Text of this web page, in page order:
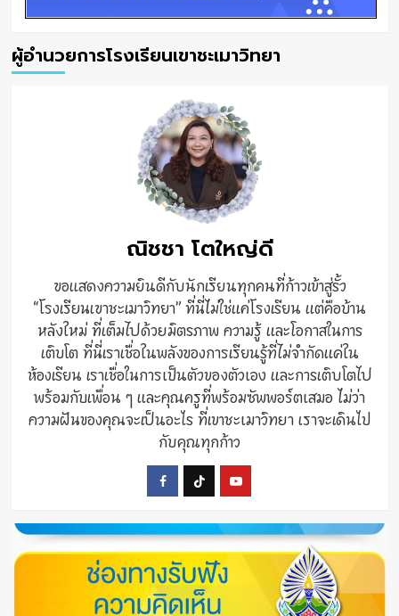
ผู้อำนวยการโรงเรียนเขาชะเมาวิทยา
ณิชชา โตใหญ่ดี
ขอแสดงความยินดีกับนักเรียนทุกคนที่ก้าวเข้าสู่รั้ว
“โรงเรียนเขาชะเมาวิทยา” ที่นี่ไม่ใช่แค่โรงเรียน แต่คือบ้าน
หลังใหม่ ที่เต็มไปด้วยมิตรภาพ ความรู้ และโอกาสในการ
เติบโต ที่นี่เราเชื่อในพลังของการเรียนรู้ที่ไม่จำกัดแค่ใน
ห้องเรียน เราเชื่อในการเป็นตัวของตัวเอง และการเติบโตไป
พร้อมกับเพื่อน ๆ และคุณครูที่พร้อมซัพพอร์ตเสมอ ไม่ว่า
ความฝันของคุณจะเป็นอะไร ที่เขาชะเมาวิทยา เราจะเดินไป
กับคุณทุกก้าว